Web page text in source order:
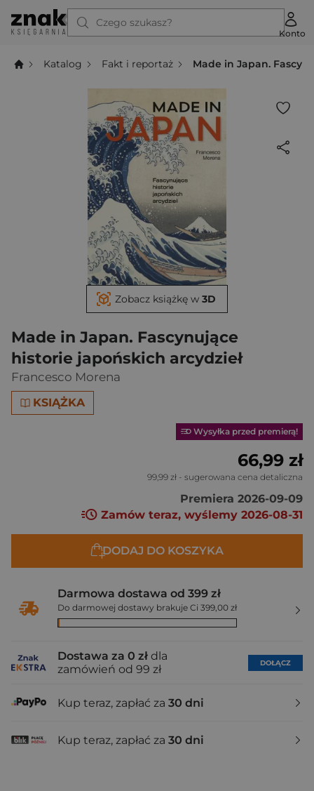
Czego szukasz?
Konto
Katalog Fakt i reportaż Made in Japan.
Made in Japan. Fascynujące
historie japońskich arcydzieł
Francesco Morena
KSIĄŻKA
Zobacz książkę w 3D
Wysyłka przed premierą!
66,99 zł
99,99 zł - sugerowana cena detaliczna
Premiera 2026-09-09
Zamów teraz, wyślemy 2026-08-31
DODAJ DO KOSZYKA
Darmowa dostawa od 399 zł
Do darmowej dostawy brakuje Ci 399,00 zł
Dostawa za 0 zł dla
zamówień od 99 zł
DOŁĄCZ
Kup teraz, zapłać za 30 dni
Kup teraz, zapłać za 30 dni